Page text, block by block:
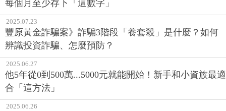
每個月至少存下「這數字」
2025.07.23
豐原黃金詐騙案》詐騙3階段「養套殺」是什麼？如何
辨識投資詐騙、怎麼預防？
2025.06.27
他5年從0到500萬...5000元就能開始！新手和小資族最適
合「這方法」
2025.06.26